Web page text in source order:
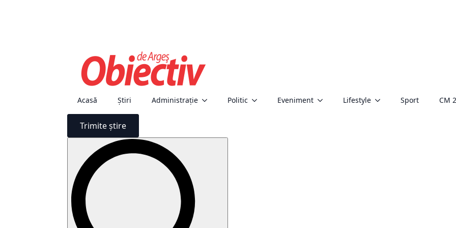
Acasă Știri Administraţie Politic Eveniment Lifestyle Sport CM
Trimite știre